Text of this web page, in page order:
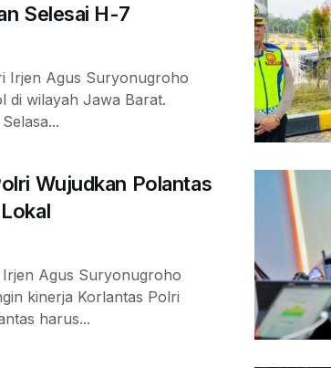
Selesai H-7
Irjen Agus Suryonugroho
di wilayah Jawa Barat.
Wujudkan Polantas
Agus Suryonugroho
kinerja Korlantas Polri
harus...